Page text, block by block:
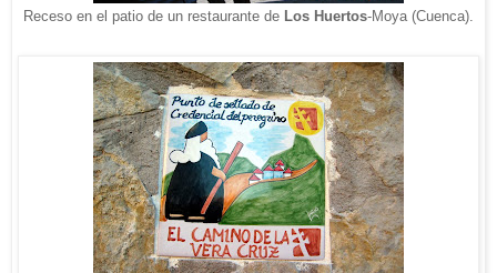
Receso en el patio de un restaurante de Los Huertos-Moya (Cuenca).